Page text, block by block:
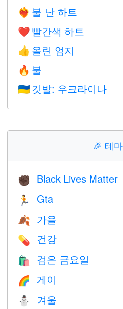
❤️‍🔥 불 난 하트
❤️ 빨간색 하트
👍 올린 엄지
🔥 불
🇺🇦 깃발: 우크라이나
🎉 테마
✊🏿 Black Lives Matter
🏃 Gta
🍂 가을
💊 건강
🛍 검은 금요일
🌈 게이
⛄ 겨울